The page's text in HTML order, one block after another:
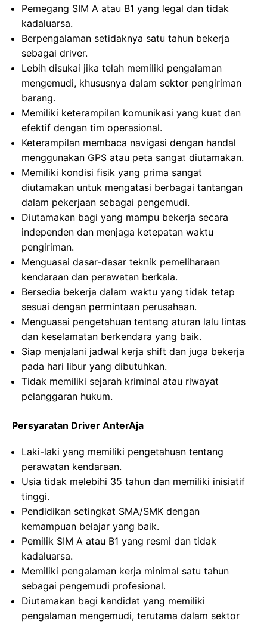
Pemegang SIM A atau B1 yang legal dan tidak
kadaluarsa.
Berpengalaman setidaknya satu tahun bekerja
sebagai driver.
Lebih disukai jika telah memiliki pengalaman
mengemudi, khususnya dalam sektor pengiriman
barang.
Memiliki keterampilan komunikasi yang kuat dan
efektif dengan tim operasional.
Keterampilan membaca navigasi dengan handal
menggunakan GPS atau peta sangat diutamakan.
Memiliki kondisi fisik yang prima sangat
diutamakan untuk mengatasi berbagai tantangan
dalam pekerjaan sebagai pengemudi.
Diutamakan bagi yang mampu bekerja secara
independen dan menjaga ketepatan waktu
pengiriman.
Menguasai dasar-dasar teknik pemeliharaan
kendaraan dan perawatan berkala.
Bersedia bekerja dalam waktu yang tidak tetap
sesuai dengan permintaan perusahaan.
Menguasai pengetahuan tentang aturan lalu lintas
dan keselamatan berkendara yang baik.
Siap menjalani jadwal kerja shift dan juga bekerja
pada hari libur yang dibutuhkan.
Tidak memiliki sejarah kriminal atau riwayat
pelanggaran hukum.
Persyaratan Driver AnterAja
Laki-laki yang memiliki pengetahuan tentang
perawatan kendaraan.
Usia tidak melebihi 35 tahun dan memiliki inisiatif
tinggi.
Pendidikan setingkat SMA/SMK dengan
kemampuan belajar yang baik.
Pemilik SIM A atau B1 yang resmi dan tidak
kadaluarsa.
Memiliki pengalaman kerja minimal satu tahun
sebagai pengemudi profesional.
Diutamakan bagi kandidat yang memiliki
pengalaman mengemudi, terutama dalam sektor